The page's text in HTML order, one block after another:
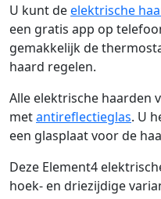
U kunt deelektrische
een gratis app op
gemakkelijk de
haard regelen.
Alle elektrische haarden
metantireflectieglas. U
een glasplaat voor de
Deze Element4
hoek- en driezijdige